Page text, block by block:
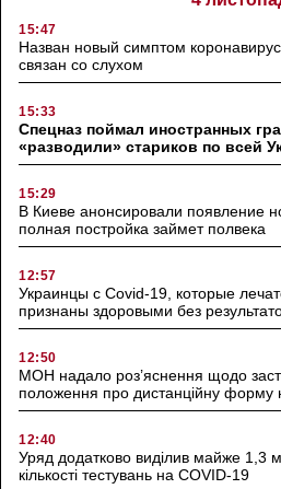
15:47
Назван новый симптом
связан со слухом
15:33
Спецназ поймал иностранных
«разводили» стариков по всей
15:29
В Киеве анонсировали появление
полная постройка займет полвека
12:57
Украинцы с Covid-19, которые
признаны здоровыми без
12:50
МОН надало роз’яснення щодо
положення про дистанційну форму
12:40
Уряд додатково виділив майже 1,3
кількості тестувань на COVID-19